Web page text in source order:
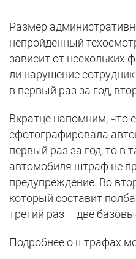
Размер
непройденный
зависит от нескольких
ли нарушение
в первый раз за год,
Вкратце напомним, что
сфотографировала
первый раз за год, то в
автомобиля штраф не
предупреждение. Во
который составит
третий раз – две
Подробнее о штрафах